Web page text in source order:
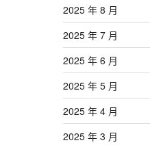
2025 年 8 月
2025 年 7 月
2025 年 6 月
2025 年 5 月
2025 年 4 月
2025 年 3 月